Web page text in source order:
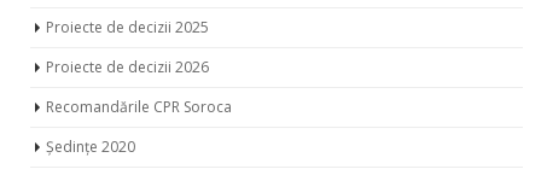
Proiecte de decizii 2025
Proiecte de decizii 2026
Recomandările CPR Soroca
Ședințe 2020